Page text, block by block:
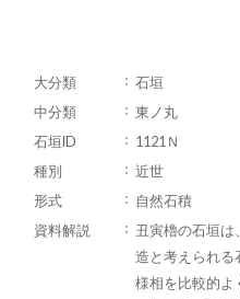
大分類
石垣
中分類
東ノ丸
石垣ID
1121Ｎ
種別
近世
形式
自然石積
資料解説
丑寅櫓の石垣は
造と考えられる
様相を比較的よ